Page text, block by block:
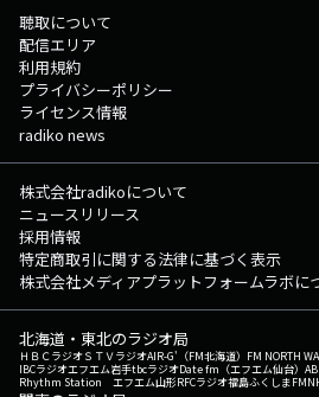
聴取について
配信エリア
利用規約
プライバシーポリシー
ライセンス情報
radiko news
株式会社radikoについて
ニュースリリース
採用情報
特定商取引に関する法律に基づく表示
株式会社メディアプラットフォームラボに
北海道・東北のラジオ局
ＨＢＣラジオＳＴＶラジオAIR-G'（FM北海道） FM NORTH
IBCラジオエフエム岩手tbcラジオDate fm（エフエム仙台）
Rhythm Station エフエム山形RFCラジオ福島ふくしまFM